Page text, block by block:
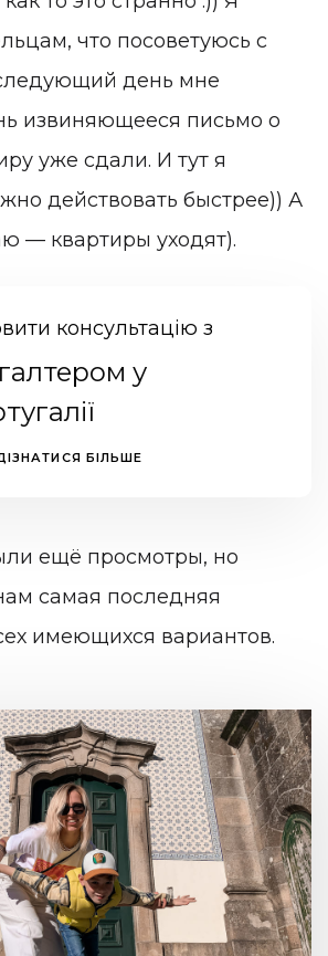
что посоветуюсь с
день мне
извиняющееся письмо о
уже сдали. И тут я
действовать быстрее)) А
— квартиры уходят).
консультацію з
у
БІЛЬШЕ
ещё просмотры, но
самая последняя
имеющихся вариантов.